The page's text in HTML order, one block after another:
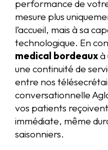
performance de
mesure plus
l’accueil, mais à sa
technologique. En
medical bordeauxà
une continuité de
entre nos
conversationnelle
vos patients
immédiate, même
saisonniers.